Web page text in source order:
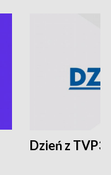
Dzień z TVP3